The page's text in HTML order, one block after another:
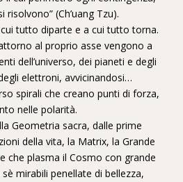
(Ch’uang Tzu).
tutto diparte e a cui tutto torna.
al proprio asse vengono a
dell’universo, dei pianeti e degli
elettroni, avvicinandosi…
spirali che creano punti di forza,
nelle polarità.
Geometria sacra, dalle prime
della vita, la Matrix, la Grande
che plasma il Cosmo con grande
mirabili penellate di bellezza,